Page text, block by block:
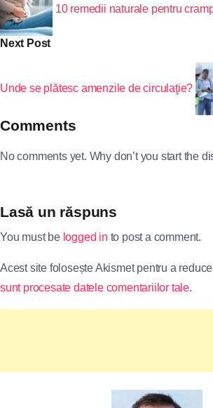
10 remedii naturale pentru
Next Post
Unde se plătesc amenzile de circulaţie?
Comments
No comments yet. Why don’t you start the
Lasă un răspuns
You must be logged in to post a comment.
Acest site folosește Akismet pentru a
sunt procesate datele comentariilor tale.